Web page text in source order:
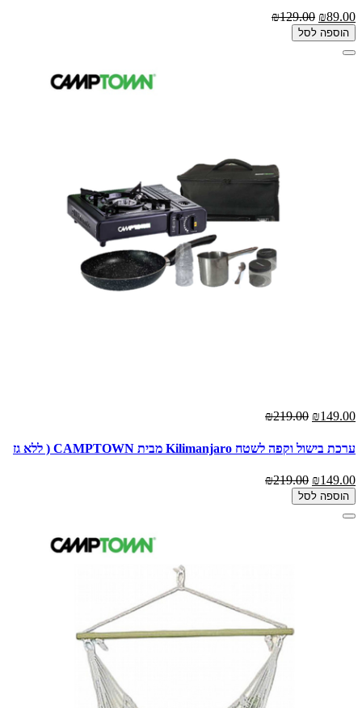
₪89.00
₪129.00
הוספה לסל
₪149.00
₪219.00
ערכת בישול וקפה לשטח Kilimanjaro מבית CAMPTOWN ( ללא גז
₪149.00
₪219.00
הוספה לסל